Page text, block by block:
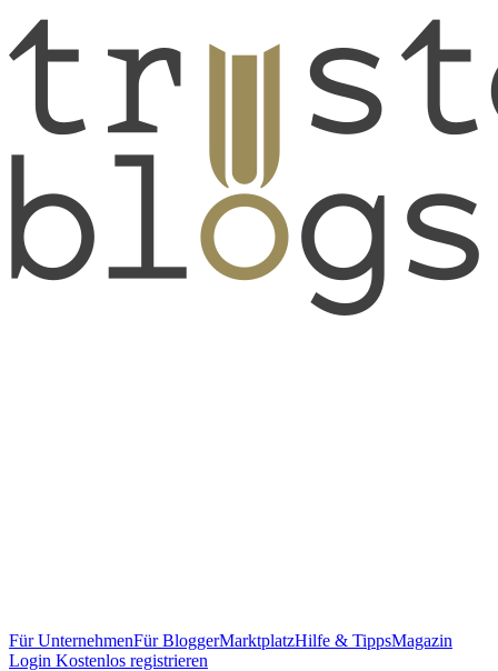
Für UnternehmenFür BloggerMarktplatzHilfe & TippsMagazin
Login Kostenlos registrieren